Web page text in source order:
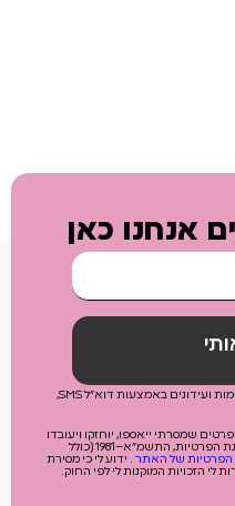
אנחנו כאן
אני מאשר/ת קבלת דיוור ישיר של פרסומות ועידונים באמצעות דוא"ל SMS,
שמסרתי ייאספו, יוחזקו ויעובדו
במאגר מידע בהתאם להוראות חוק הגנת הפרטיות, התשמ"א–1981 (כולל
הפרטיות של האתר . ידוע לי כי מסירת
לי הזכויות המוקנות לי לפי החוק.